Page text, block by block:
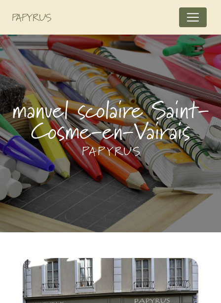
PAPYRUS
manuel scolaire Saint-
Cosme-en-Vairais
PAPYRUS